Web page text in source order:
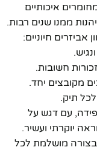
איכותיים
ממנו שנים רבות.
אביזרים חיוניים:
חשובות.
מקובצים יחד.
תיק.
עם דגש על
יוקרתי ועשיר.
בצורה מושלמת לכל